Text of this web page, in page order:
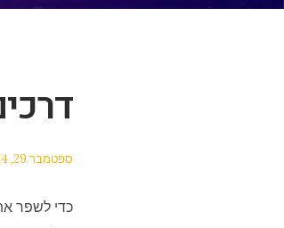
ספטמבר 29, 2024
כדי לשפר